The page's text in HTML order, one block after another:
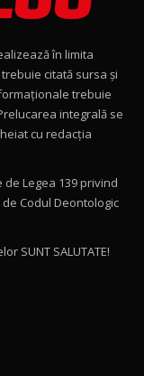
4MATIC+ / Test
AutoBlog.MD
AutoBlog.MD
întoarcă după el
în limita
citată sursa și
trebuie
integrală se
cu redacţia
Legea 139 privind
Codul Deontologic
SUNT SALUTATE!